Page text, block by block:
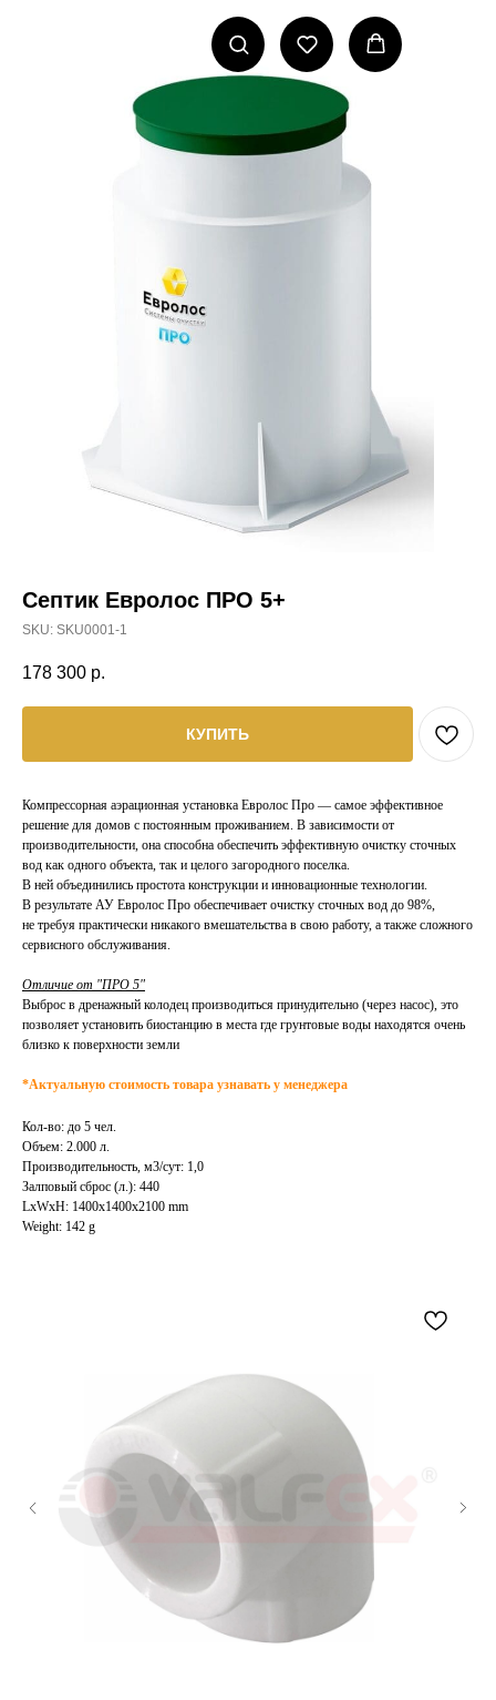
Септик Евролос ПРО 5+
SKU: SKU0001-1
178 300 р.
КУПИТЬ
Компрессорная аэрационная установка Евролос Про — самое эффективное
решение для домов с постоянным проживанием. В зависимости от
производительности, она способна обеспечить эффективную очистку сточных
вод как одного объекта, так и целого загородного поселка.
В ней объединились простота конструкции и инновационные технологии.
В результате АУ Евролос Про обеспечивает очистку сточных вод до 98%,
не требуя практически никакого вмешательства в свою работу, а также сложного
сервисного обслуживания.
Отличие от "ПРО 5"
Выброс в дренажный колодец производиться принудительно (через насос), это
позволяет установить биостанцию в места где грунтовые воды находятся очень
близко к поверхности земли
*Актуальную стоимость товара узнавать у менеджера
Кол-во: до 5 чел.
Объем: 2.000 л.
Производительность, м3/сут: 1,0
Залповый сброс (л.): 440
LxWxH: 1400x1400x2100 mm
Weight: 142 g